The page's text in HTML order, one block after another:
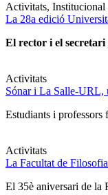
Activitats, Institucional
La 28a edició
El rector i el secretari
Activitats
Sónar i La Salle-URL,
Estudiants i professors
Activitats
La Facultat de
El 35è aniversari de la